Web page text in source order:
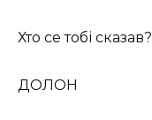
Хто се тобі сказав?
ДОЛОН